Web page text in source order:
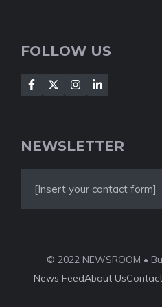
FOLLOW US
NEWSLETTER
[Insert your contact form]
© 2022 NEWSROOM •
News FeedAbout UsContact